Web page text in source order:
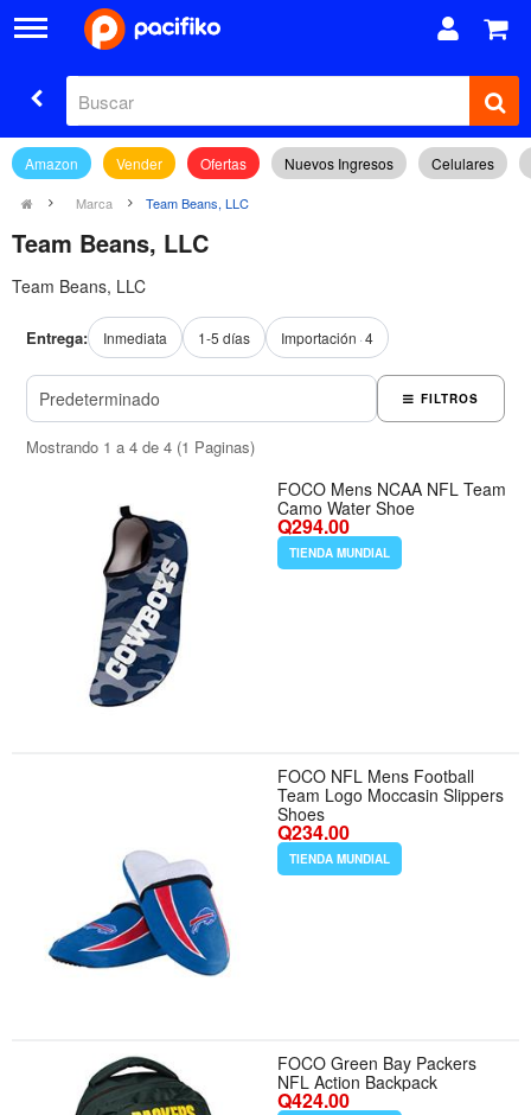
Amazon Vender Ofertas Nuevos Ingresos Celulares
Marca Team Beans, LLC
Team Beans, LLC
Team Beans, LLC
Entrega: Inmediata 1-5 días Importación 4
FILTROS
Mostrando 1 a 4 de 4 (1 Paginas)
FOCO Mens NCAA NFL Team
Camo Water Shoe
Q294.00
TIENDA MUNDIAL
FOCO NFL Mens Football
Team Logo Moccasin Slippers
Shoes
Q234.00
TIENDA MUNDIAL
FOCO Green Bay Packers
NFL Action Backpack
Q424.00